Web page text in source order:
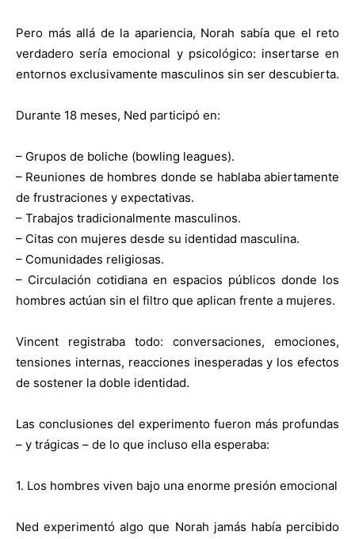
Pero más allá de la apariencia, Norah sabía que el reto
verdadero sería emocional y psicológico: insertarse en
entornos exclusivamente masculinos sin ser descubierta.
Durante 18 meses, Ned participó en:
– Grupos de boliche (bowling leagues).
– Reuniones de hombres donde se hablaba abiertamente
de frustraciones y expectativas.
– Trabajos tradicionalmente masculinos.
– Citas con mujeres desde su identidad masculina.
– Comunidades religiosas.
– Circulación cotidiana en espacios públicos donde los
hombres actúan sin el filtro que aplican frente a mujeres.
Vincent registraba todo: conversaciones, emociones,
tensiones internas, reacciones inesperadas y los efectos
de sostener la doble identidad.
Las conclusiones del experimento fueron más profundas
– y trágicas – de lo que incluso ella esperaba:
1. Los hombres viven bajo una enorme presión emocional
Ned experimentó algo que Norah jamás había percibido